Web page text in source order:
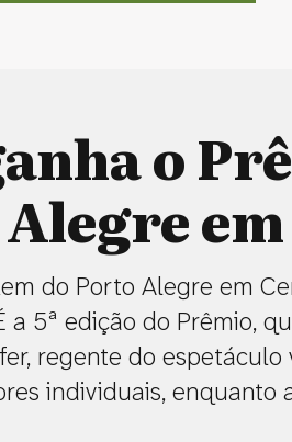
o
em
do Porto Alegre em
5ª edição do Prêmio,
regente do espetáculo
individuais, enquanto